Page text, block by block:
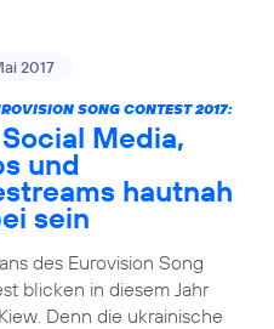
2017
SONG CONTEST 2017:
Media,
und
hautnah
sein
des Eurovision Song
blicken in diesem Jahr
Denn die ukrainische